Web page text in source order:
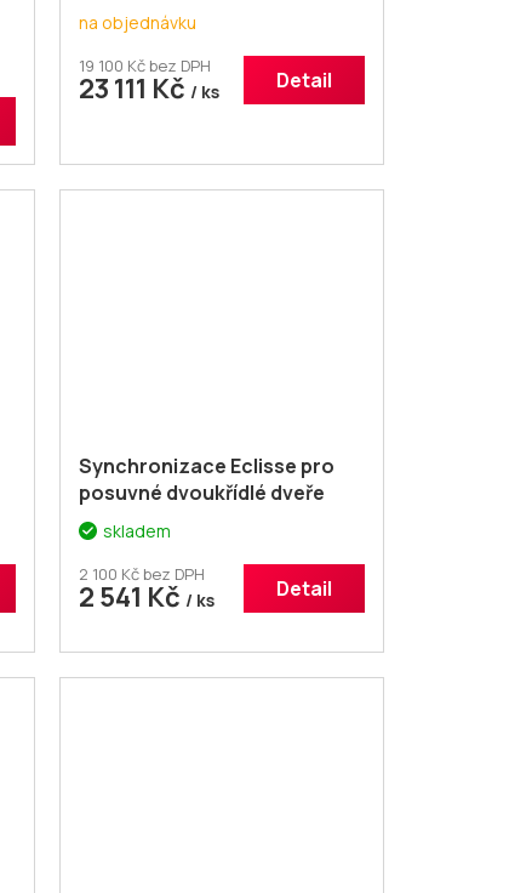
na objednávku
19 100 Kč bez DPH
23 111 Kč / ks Detail
Synchronizace Eclisse pro
posuvné dvoukřídlé dveře
skladem
2 100 Kč bez DPH
2 541 Kč / ks Detail